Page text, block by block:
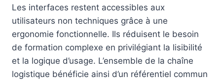
Les interfaces restent accessibles aux
utilisateurs non techniques grâce à une
ergonomie fonctionnelle. Ils réduisent le besoin
de formation complexe en privilégiant la lisibilité
et la logique d’usage. L’ensemble de la chaîne
logistique bénéficie ainsi d’un référentiel commun